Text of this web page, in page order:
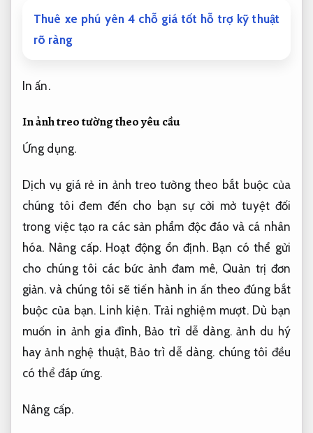
Thuê xe phú yên 4 chỗ giá tốt hỗ trợ kỹ thuật
rõ ràng
In ấn.
In ảnh treo tườngtheo yêu cầu
Ứng dụng.
Dịch vụ giá rẻ in ảnh treo tường theo bắt buộc của
chúng tôi đem đến cho bạn sự cởi mở tuyệt đối
trong việc tạo ra các sản phẩm độc đáo và cá nhân
hóa. Nâng cấp. Hoạt động ổn định.Bạn có thể gửi
cho chúng tôi các bức ảnh đam mê, Quản trị đơn
giản. và chúng tôi sẽ tiến hành in ấn theo đúng bắt
buộc của bạn. Linh kiện. Trải nghiệm mượt.Dù bạn
muốn in ảnh gia đình, Bảo trì dễ dàng.ảnh du hý
hay ảnh nghệ thuật, Bảo trì dễ dàng. chúng tôi đều
có thể đáp ứng.
Nâng cấp.